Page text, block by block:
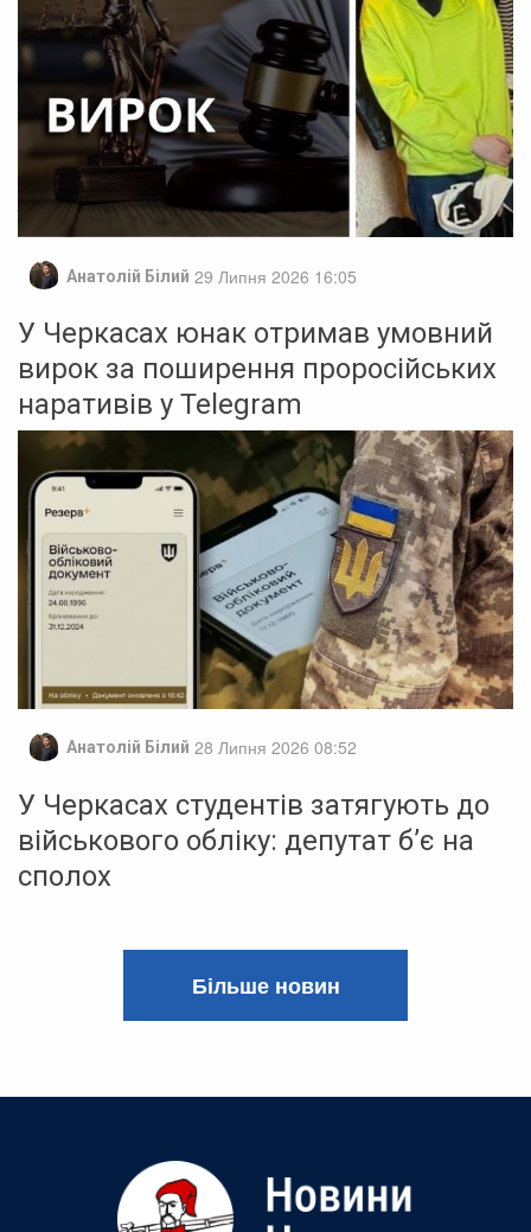
Анатолій Білий 29 Липня 2026 16:05
У Черкасах юнак отримав умовний
вирок за поширення проросійських
наративів у Telegram
Анатолій Білий 28 Липня 2026 08:52
У Черкасах студентів затягують до
військового обліку: депутат б’є на
сполох
Більше новин